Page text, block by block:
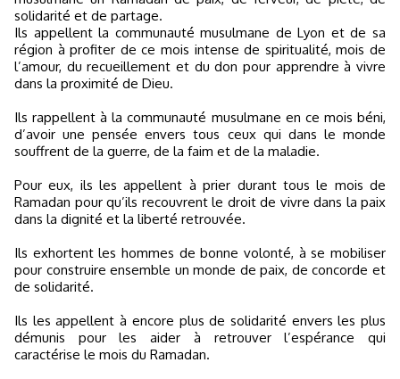
solidarité et de partage.
Ils appellent la communauté musulmane de Lyon et de sa
région à profiter de ce mois intense de spiritualité, mois de
l’amour, du recueillement et du don pour apprendre à vivre
dans la proximité de Dieu.
Ils rappellent à la communauté musulmane en ce mois béni,
d’avoir une pensée envers tous ceux qui dans le monde
souffrent de la guerre, de la faim et de la maladie.
Pour eux, ils les appellent à prier durant tous le mois de
Ramadan pour qu’ils recouvrent le droit de vivre dans la paix
dans la dignité et la liberté retrouvée.
Ils exhortent les hommes de bonne volonté, à se mobiliser
pour construire ensemble un monde de paix, de concorde et
de solidarité.
Ils les appellent à encore plus de solidarité envers les plus
démunis pour les aider à retrouver l’espérance qui
caractérise le mois du Ramadan.